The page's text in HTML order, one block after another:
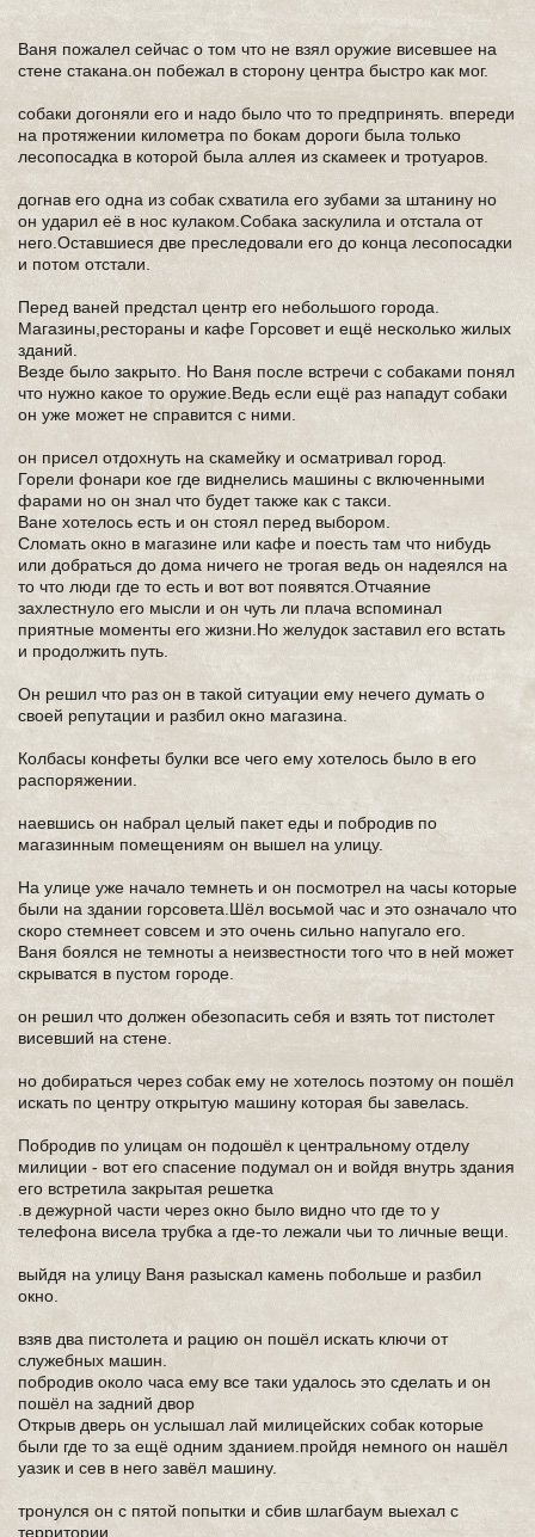
Ваня пожалел сейчас о том что не взял оружие висевшее на
стене стакана.он побежал в сторону центра быстро как мог.
собаки догоняли его и надо было что то предпринять. впереди
на протяжении километра по бокам дороги была только
лесопосадка в которой была аллея из скамеек и тротуаров.
догнав его одна из собак схватила его зубами за штанину но
он ударил её в нос кулаком.Собака заскулила и отстала от
него.Оставшиеся две преследовали его до конца лесопосадки
и потом отстали.
Перед ваней предстал центр его небольшого города.
Магазины,рестораны и кафе Горсовет и ещё несколько жилых
зданий.
Везде было закрыто. Но Ваня после встречи с собаками понял
что нужно какое то оружие.Ведь если ещё раз нападут собаки
он уже может не справится с ними.
он присел отдохнуть на скамейку и осматривал город.
Горели фонари кое где виднелись машины с включенными
фарами но он знал что будет также как с такси.
Ване хотелось есть и он стоял перед выбором.
Сломать окно в магазине или кафе и поесть там что нибудь
или добраться до дома ничего не трогая ведь он надеялся на
то что люди где то есть и вот вот появятся.Отчаяние
захлестнуло его мысли и он чуть ли плача вспоминал
приятные моменты его жизни.Но желудок заставил его встать
и продолжить путь.
Он решил что раз он в такой ситуации ему нечего думать о
своей репутации и разбил окно магазина.
Колбасы конфеты булки все чего ему хотелось было в его
распоряжении.
наевшись он набрал целый пакет еды и побродив по
магазинным помещениям он вышел на улицу.
На улице уже начало темнеть и он посмотрел на часы которые
были на здании горсовета.Шёл восьмой час и это означало что
скоро стемнеет совсем и это очень сильно напугало его.
Ваня боялся не темноты а неизвестности того что в ней может
скрыватся в пустом городе.
он решил что должен обезопасить себя и взять тот пистолет
висевший на стене.
но добираться через собак ему не хотелось поэтому он пошёл
искать по центру открытую машину которая бы завелась.
Побродив по улицам он подошёл к центральному отделу
милиции - вот его спасение подумал он и войдя внутрь здания
его встретила закрытая решетка
.в дежурной части через окно было видно что где то у
телефона висела трубка а где-то лежали чьи то личные вещи.
выйдя на улицу Ваня разыскал камень побольше и разбил
окно.
взяв два пистолета и рацию он пошёл искать ключи от
служебных машин.
побродив около часа ему все таки удалось это сделать и он
пошёл на задний двор
Открыв дверь он услышал лай милицейских собак которые
были где то за ещё одним зданием.пройдя немного он нашёл
уазик и сев в него завёл машину.
тронулся он с пятой попытки и сбив шлагбаум выехал с
территории.